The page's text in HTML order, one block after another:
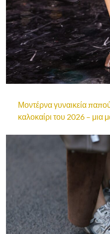
Μοντέρνα γυναικεία
καλοκαίρι του 2026 – μια